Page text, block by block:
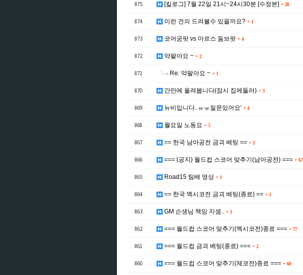
875 [킬로그] 7월 22일 21시~24시30분 [수정본] + 28
874 이런 건의 드려볼수 있을까요? + 1
873 코어궁팟 vs 마르스 둠브팟 + 4
872 약팔아요 ~ + 2
871 Re: 약팔아요 ~ + 1
870 간만에 올려봅니다(잠시 집에들러) + 3
869 뉴비입니다..ㅠㅠ질문있어요' + 4
868 월요일 노동요 + 5
867 == 한국 남아공전 금괴 베팅 == + 2
866 === (공지) 월드컵 스코어 맞추기(남아공전) === + 67
865 Road15 팀배 영상 + 1
864 == 한국 멕시코전 금괴 베팅(종료) == + 1
863 GM 슨생님 책임 지셈.. + 1
862 === 월드컵 스코어 맞추기(멕시코전)종료 === + 77
861 === 월드컵 금괴 베팅(종료) === + 2
860 === 월드컵 스코어 맞추기(체코전)종료 === + 60